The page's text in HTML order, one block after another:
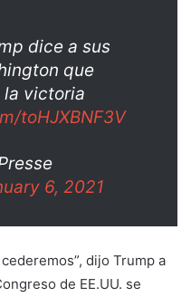
dice a sus
que
la victoria
toHJXBNF3V
6, 2021
dijo Trump a
de EE.UU. se